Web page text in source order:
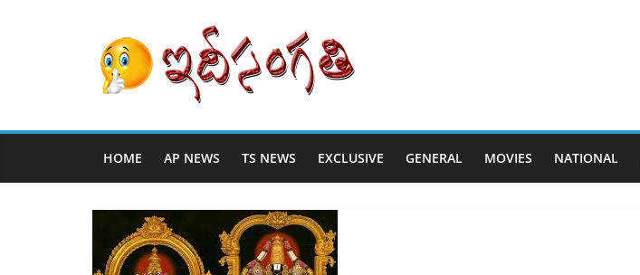
HOME AP NEWS TS NEWS EXCLUSIVE GENERAL MOVIES NATIONAL